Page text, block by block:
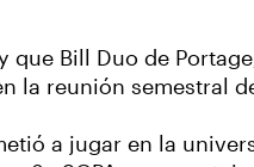
que Bill Duo de
la reunión semestral
a jugar en la